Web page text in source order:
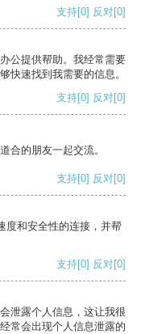
支持[0] 反对[0]
公提供帮助。我经常需要
快速找到我需要的信息。
支持[0] 反对[0]
合的朋友一起交流。
支持[0] 反对[0]
度和安全性的连接，并帮
支持[0] 反对[0]
泄露个人信息，这让我很
常会出现个人信息泄露的